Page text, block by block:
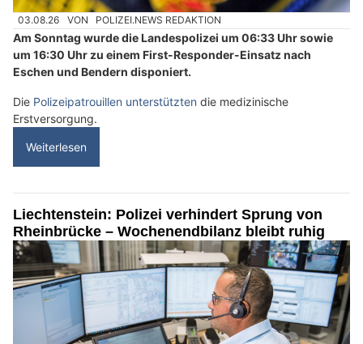
03.08.26 VON POLIZEI.NEWS REDAKTION
Am Sonntag wurde die Landespolizei um 06:33 Uhr sowie
um 16:30 Uhr zu einem First-Responder-Einsatz nach
Eschen und Bendern disponiert.
Die Polizeipatrouillen unterstützten die medizinische
Erstversorgung.
Weiterlesen
Liechtenstein: Polizei verhindert Sprung von
Rheinbrücke – Wochenendbilanz bleibt ruhig